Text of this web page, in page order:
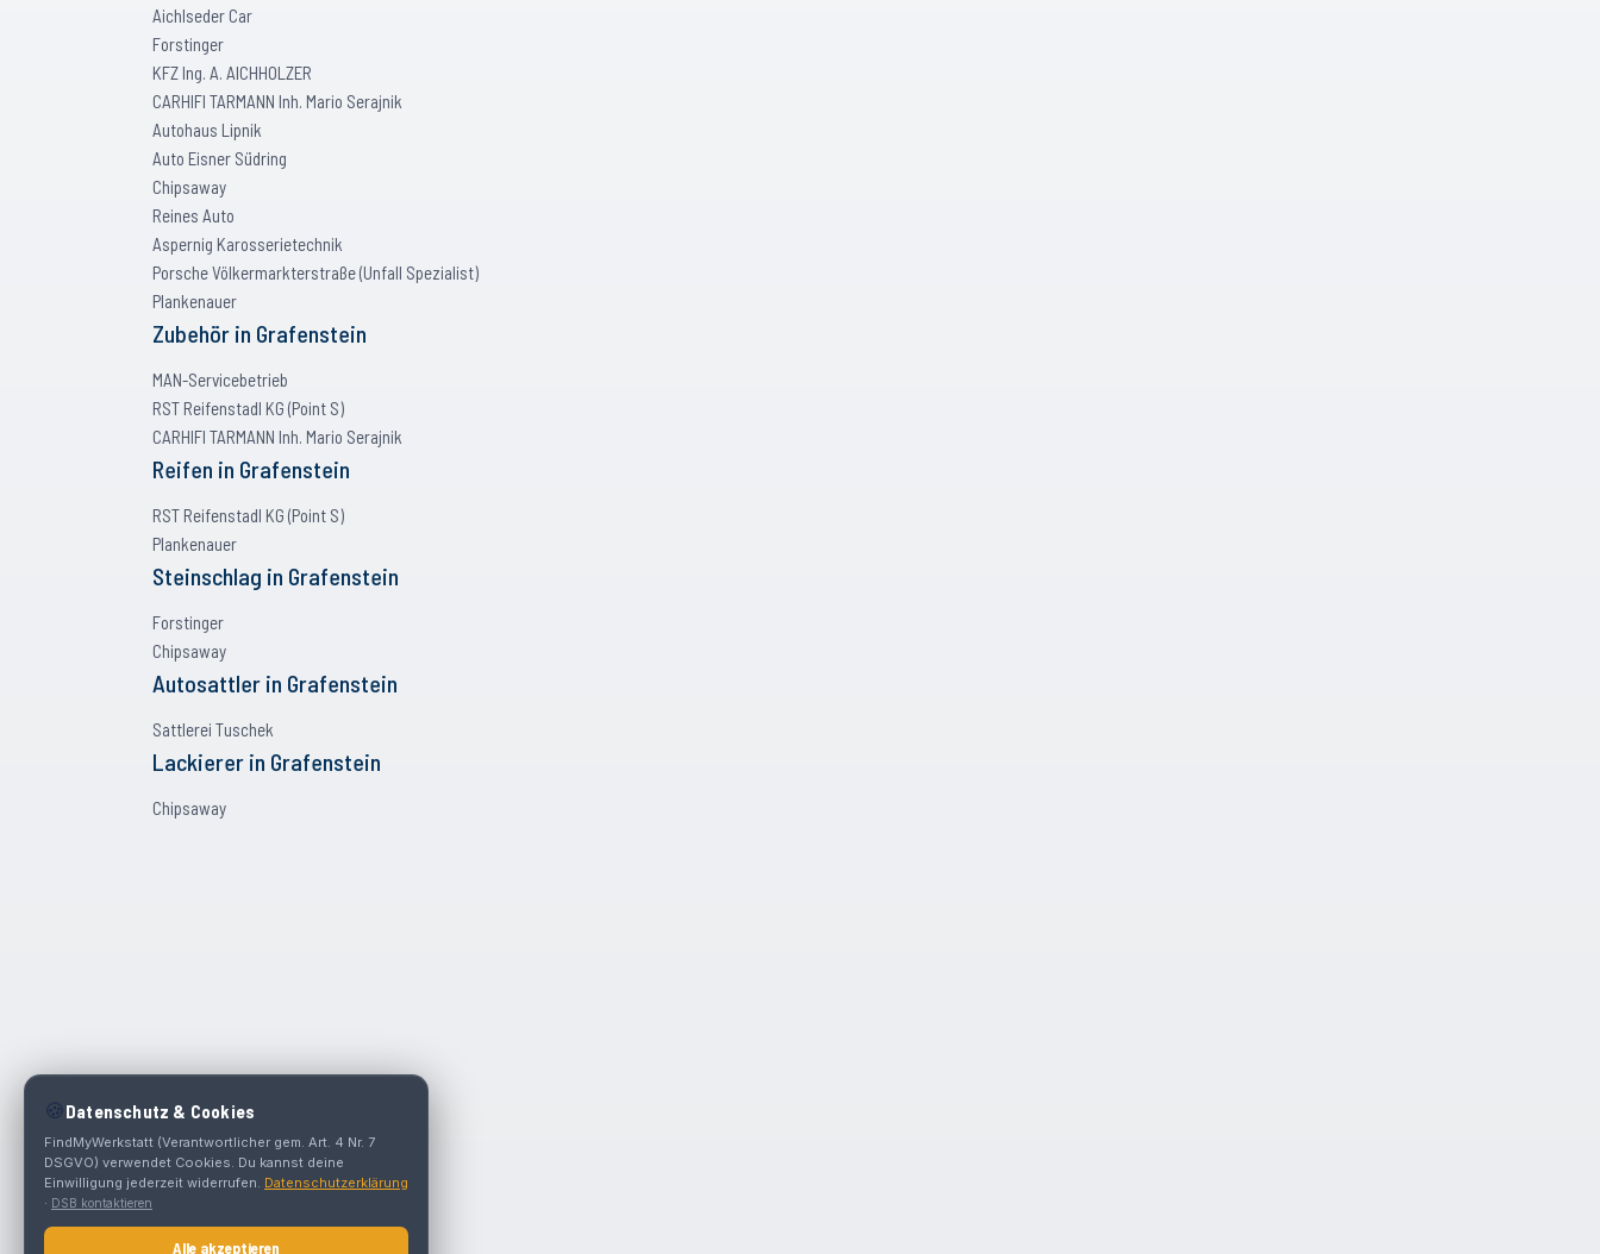
Aichlseder Car
Forstinger
KFZ Ing. A. AICHHOLZER
CARHIFI TARMANN Inh. Mario Serajnik
Autohaus Lipnik
Auto Eisner Südring
Chipsaway
Reines Auto
Aspernig Karosserietechnik
Porsche Völkermarkterstraße (Unfall Spezialist)
Plankenauer
Zubehör in Grafenstein
MAN-Servicebetrieb
RST Reifenstadl KG (Point S)
CARHIFI TARMANN Inh. Mario Serajnik
Reifen in Grafenstein
RST Reifenstadl KG (Point S)
Plankenauer
Steinschlag in Grafenstein
Forstinger
Chipsaway
Autosattler in Grafenstein
Sattlerei Tuschek
Lackierer in Grafenstein
Chipsaway
🍪 Datenschutz & Cookies
FindMyWerkstatt (Verantwortlicher gem. Art. 4 Nr. 7
DSGVO) verwendet Cookies. Du kannst deine
Einwilligung jederzeit widerrufen. Datenschutzerklärung
· DSB kontaktieren
Alle akzeptieren